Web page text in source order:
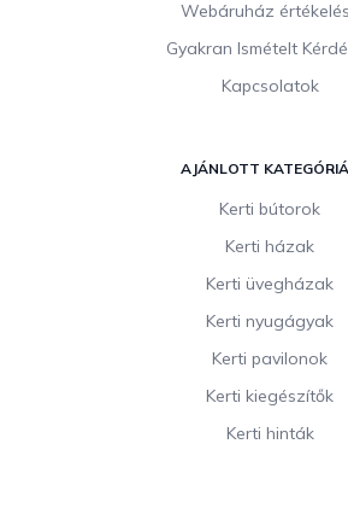
Webáruház
Gyakran Ismételt
Kapcsolatok
AJÁNLOTT
Kerti bútorok
Kerti házak
Kerti üvegházak
Kerti nyugágyak
Kerti pavilonok
Kerti kiegészítők
Kerti hinták